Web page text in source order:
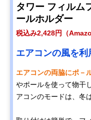
タワー フィルム
ールホルダー
税込み2,428円（
エアコンの風を
エアコンの両脇にポ－
やポールを使って物干
アコンのモードは、冬